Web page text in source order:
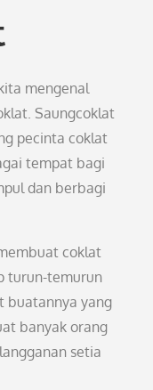
mengenal
Saungcoklat
pecinta coklat
tempat bagi
dan berbagi
coklat
turun-temurun
buatannya yang
banyak orang
setia